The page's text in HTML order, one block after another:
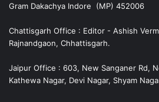
Gram Dakachya Indore (MP) 452006
Chattisgarh Office : Editor - Ashish
Rajnandgaon, Chhattisgarh.
Jaipur Office : 603, New Sanganer Rd,
Kathewa Nagar, Devi Nagar, Shyam